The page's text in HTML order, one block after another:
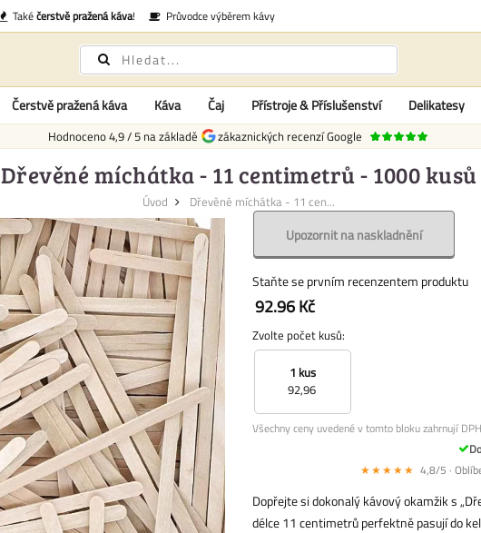
Takéčerstvě pražená káva! Průvodce výběrem kávy
Čerstvě pražená káva Káva Čaj Přístroje & Příslušenství Delikatesy
Hodnoceno4,9/5 na základě zákaznických recenzí Google
Dřevěné míchátka - 11 centimetrů - 1000 kusů
Úvod Dřevěné míchátka - 11 cen...
Upozornit na naskladnění
Staňte se prvním recenzentem produktu
92.96 Kč
Zvolte počet kusů:
1 kus
92,96
Všechny ceny uvedené v tomto bloku zahrnují
★★★★★ 4,8/5 ·
Dopřejte si dokonalý kávový okamžik s
délce 11 centimetrů perfektně pasují do